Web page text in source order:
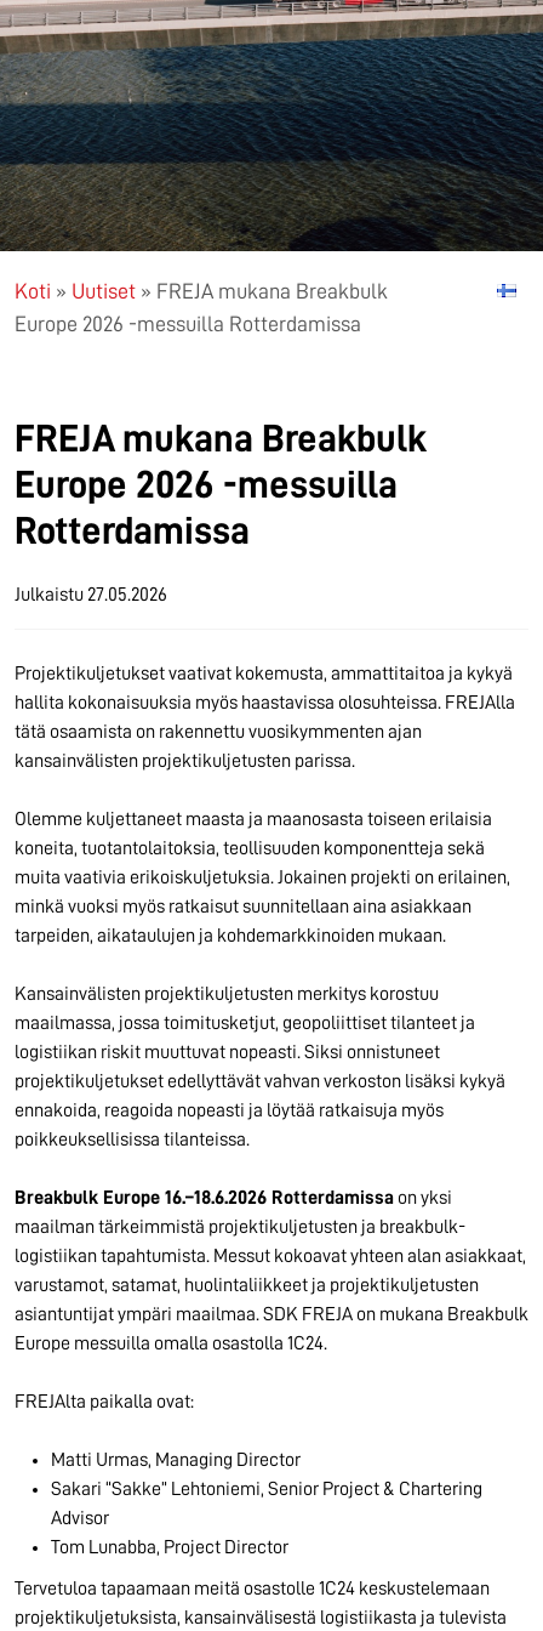
Koti » Uutiset » FREJA mukana Breakbulk
Europe 2026 -messuilla Rotterdamissa
FREJA mukana Breakbulk
Europe 2026 -messuilla
Rotterdamissa
Julkaistu 27.05.2026
Projektikuljetukset vaativat kokemusta, ammattitaitoa ja kykyä
hallita kokonaisuuksia myös haastavissa olosuhteissa. FREJAlla
tätä osaamista on rakennettu vuosikymmenten ajan
kansainvälisten projektikuljetusten parissa.
Olemme kuljettaneet maasta ja maanosasta toiseen erilaisia
koneita, tuotantolaitoksia, teollisuuden komponentteja sekä
muita vaativia erikoiskuljetuksia. Jokainen projekti on erilainen,
minkä vuoksi myös ratkaisut suunnitellaan aina asiakkaan
tarpeiden, aikataulujen ja kohdemarkkinoiden mukaan.
Kansainvälisten projektikuljetusten merkitys korostuu
maailmassa, jossa toimitusketjut, geopoliittiset tilanteet ja
logistiikan riskit muuttuvat nopeasti. Siksi onnistuneet
projektikuljetukset edellyttävät vahvan verkoston lisäksi kykyä
ennakoida, reagoida nopeasti ja löytää ratkaisuja myös
poikkeuksellisissa tilanteissa.
Breakbulk Europe 16.–18.6.2026 Rotterdamissa on yksi
maailman tärkeimmistä projektikuljetusten ja breakbulk-
logistiikan tapahtumista. Messut kokoavat yhteen alan asiakkaat,
varustamot, satamat, huolintaliikkeet ja projektikuljetusten
asiantuntijat ympäri maailmaa. SDK FREJA on mukana Breakbulk
Europe messuilla omalla osastolla 1C24.
FREJAlta paikalla ovat:
Matti Urmas, Managing Director
Sakari “Sakke” Lehtoniemi, Senior Project & Chartering
Advisor
Tom Lunabba, Project Director
Tervetuloa tapaamaan meitä osastolle 1C24 keskustelemaan
projektikuljetuksista, kansainvälisestä logistiikasta ja tulevista